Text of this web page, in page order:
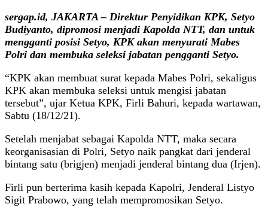
sergap.id, JAKARTA – Direktur Penyidikan KPK, Setyo
Budiyanto, dipromosi menjadi Kapolda NTT, dan untuk
mengganti posisi Setyo, KPK akan menyurati Mabes
Polri dan membuka seleksi jabatan pengganti Setyo.
“KPK akan membuat surat kepada Mabes Polri, sekaligus
KPK akan membuka seleksi untuk mengisi jabatan
tersebut”, ujar Ketua KPK, Firli Bahuri, kepada wartawan,
Sabtu (18/12/21).
Setelah menjabat sebagai Kapolda NTT, maka secara
keorganisasian di Polri, Setyo naik pangkat dari jenderal
bintang satu (brigjen) menjadi jenderal bintang dua (Irjen).
Firli pun berterima kasih kepada Kapolri, Jenderal Listyo
Sigit Prabowo, yang telah mempromosikan Setyo.